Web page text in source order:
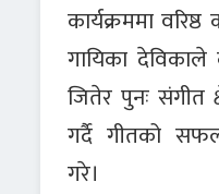
कार्यक्रममा
गायिका देविकाले
जितेर पुनः संगीत
गर्दै गीतको
गरे।